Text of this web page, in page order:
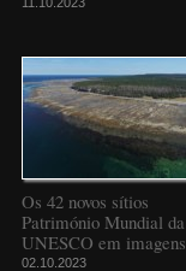
Os 42 novos sítios
Património Mundial da
UNESCO em imagens
02.10.2023